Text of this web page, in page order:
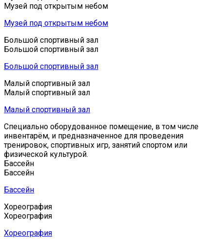
Музей под открытым небом
Музей под открытым небом
Большой спортивный зал
Большой спортивный зал
Большой спортивный зал
Малый спортивный зал
Малый спортивный зал
Малый спортивный зал
Специально оборудованное помещение, в том числе
инвентарём, и предназначенное для проведения
тренировок, спортивных игр, занятий спортом или
физической культурой.
Бассейн
Бассейн
Бассейн
Хореография
Хореография
Хореография